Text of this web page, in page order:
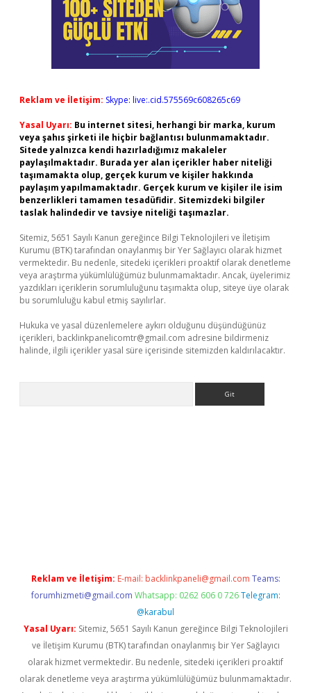
Reklam ve İletişim: Skype: live:.cid.575569c608265c69
Yasal Uyarı: Bu internet sitesi, herhangi bir marka, kurum
veya şahıs şirketi ile hiçbir bağlantısı bulunmamaktadır.
Sitede yalnızca kendi hazırladığımız makaleler
paylaşılmaktadır. Burada yer alan içerikler haber niteliği
taşımamakta olup, gerçek kurum ve kişiler hakkında
paylaşım yapılmamaktadır. Gerçek kurum ve kişiler ile isim
benzerlikleri tamamen tesadüfidir. Sitemizdeki bilgiler
taslak halindedir ve tavsiye niteliği taşımazlar.
Sitemiz, 5651 Sayılı Kanun gereğince Bilgi Teknolojileri ve İletişim
Kurumu (BTK) tarafından onaylanmış bir Yer Sağlayıcı olarak hizmet
vermektedir. Bu nedenle, sitedeki içerikleri proaktif olarak denetleme
veya araştırma yükümlülüğümüz bulunmamaktadır. Ancak, üyelerimiz
yazdıkları içeriklerin sorumluluğunu taşımakta olup, siteye üye olarak
bu sorumluluğu kabul etmiş sayılırlar.
Hukuka ve yasal düzenlemelere aykırı olduğunu düşündüğünüz
içerikleri, backlinkpanelicomtr@gmail.com adresine bildirmeniz
halinde, ilgili içerikler yasal süre içerisinde sitemizden kaldırılacaktır.
Reklam ve İletişim: E-mail: backlinkpaneli@gmail.com Teams:
forumhizmeti@gmail.com Whatsapp: 0262 606 0 726 Telegram:
@karabul
Yasal Uyarı: Sitemiz, 5651 Sayılı Kanun gereğince Bilgi Teknolojileri
ve İletişim Kurumu (BTK) tarafından onaylanmış bir Yer Sağlayıcı
olarak hizmet vermektedir. Bu nedenle, sitedeki içerikleri proaktif
olarak denetleme veya araştırma yükümlülüğümüz bulunmamaktadır.